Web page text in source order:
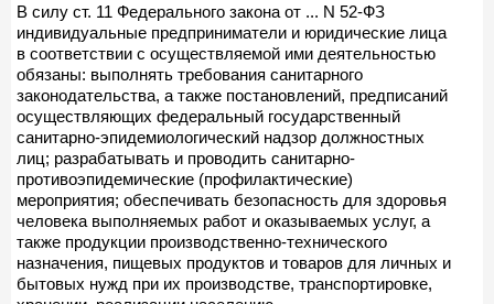
В силу ст. 11 Федерального закона от ... N 52-ФЗ
индивидуальные предприниматели и юридические лица
в соответствии с осуществляемой ими деятельностью
обязаны: выполнять требования санитарного
законодательства, а также постановлений, предписаний
осуществляющих федеральный государственный
санитарно-эпидемиологический надзор должностных
лиц; разрабатывать и проводить санитарно-
противоэпидемические (профилактические)
мероприятия; обеспечивать безопасность для здоровья
человека выполняемых работ и оказываемых услуг, а
также продукции производственно-технического
назначения, пищевых продуктов и товаров для личных и
бытовых нужд при их производстве, транспортировке,